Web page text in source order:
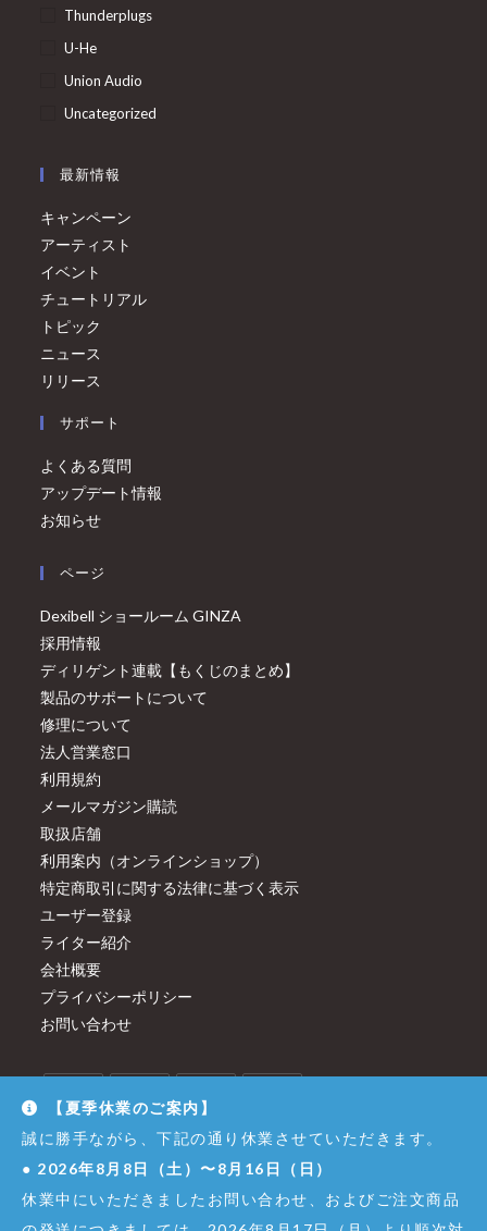
Thunderplugs
U-He
Union Audio
Uncategorized
最新情報
キャンペーン
アーティスト
イベント
チュートリアル
トピック
ニュース
リリース
サポート
よくある質問
アップデート情報
お知らせ
ページ
Dexibell ショールーム GINZA
採用情報
ディリゲント連載【もくじのまとめ】
製品のサポートについて
修理について
法人営業窓口
利用規約
メールマガジン購読
取扱店舗
利用案内（オンラインショップ）
特定商取引に関する法律に基づく表示
ユーザー登録
ライター紹介
会社概要
プライバシーポリシー
お問い合わせ
【夏季休業のご案内】
誠に勝手ながら、下記の通り休業させていただきます。
● 2026年8月8日（土）〜8月16日（日）
休業中にいただきましたお問い合わせ、およびご注文商品